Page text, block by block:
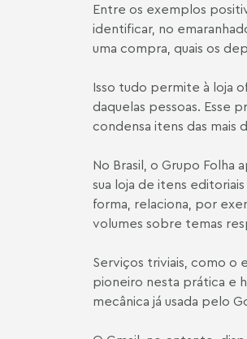
Entre os exemplos
identificar, no
uma compra, quais os
Isso tudo permite à loja
daquelas pessoas. Esse
condensa itens das mais
No Brasil, o Grupo Folha
sua loja de itens
forma, relaciona, por
volumes sobre temas
Serviços triviais, como o
pioneiro nesta prática e
mecânica já usada pelo